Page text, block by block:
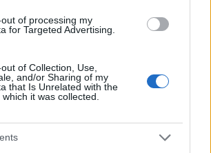
of processing my
for Targeted Advertising.
of Collection, Use,
and/or Sharing of my
that Is Unrelated with the
it was collected.
356 7512
le nostre ultime news